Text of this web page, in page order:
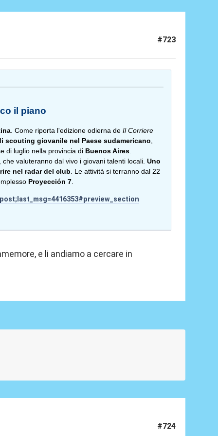
#723
il piano
. Come riporta l'edizione odierna de Il Corriere
giovanile nel Paese sudamericano
di luglio nella provincia diBuenos Aires.
valuteranno dal vivo i giovani talenti locali. Uno
nel radar del club . Le attività si terranno dal 22
Proyección 7.
e li andiamo a cercare in
#724